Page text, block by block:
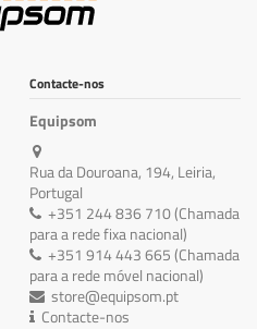
Contacte-nos
Equipsom
Rua da Douroana, 194, Leiria,
Portugal
+351 244 836 710 (Chamada
para a rede fixa nacional)
+351 914 443 665 (Chamada
para a rede móvel nacional)
store@equipsom.pt
Contacte-nos